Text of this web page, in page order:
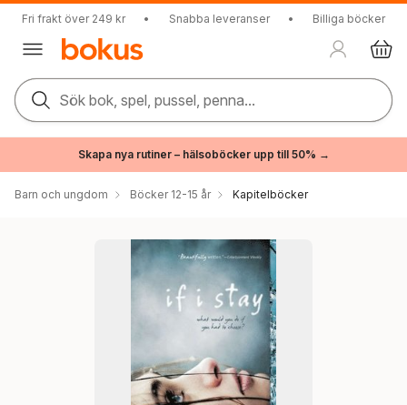
Fri frakt över 249 kr • Snabba leveranser • Billiga böcker
Sök bok, spel, pussel, penna...
Skapa nya rutiner – hälsoböcker upp till 50% →
Barn och ungdom Böcker 12-15 år Kapitelböcker